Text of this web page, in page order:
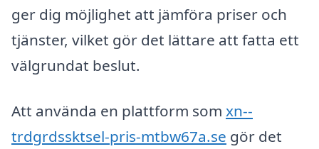
ger dig möjlighet att jämföra priser och
tjänster, vilket gör det lättare att fatta ett
välgrundat beslut.
Att använda en plattform som xn--
trdgrdssktsel-pris-mtbw67a.se gör det